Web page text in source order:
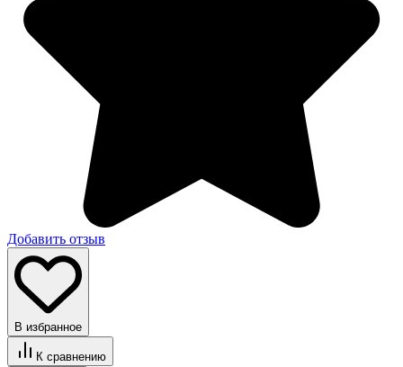
Добавить отзыв
В избранное
К сравнению